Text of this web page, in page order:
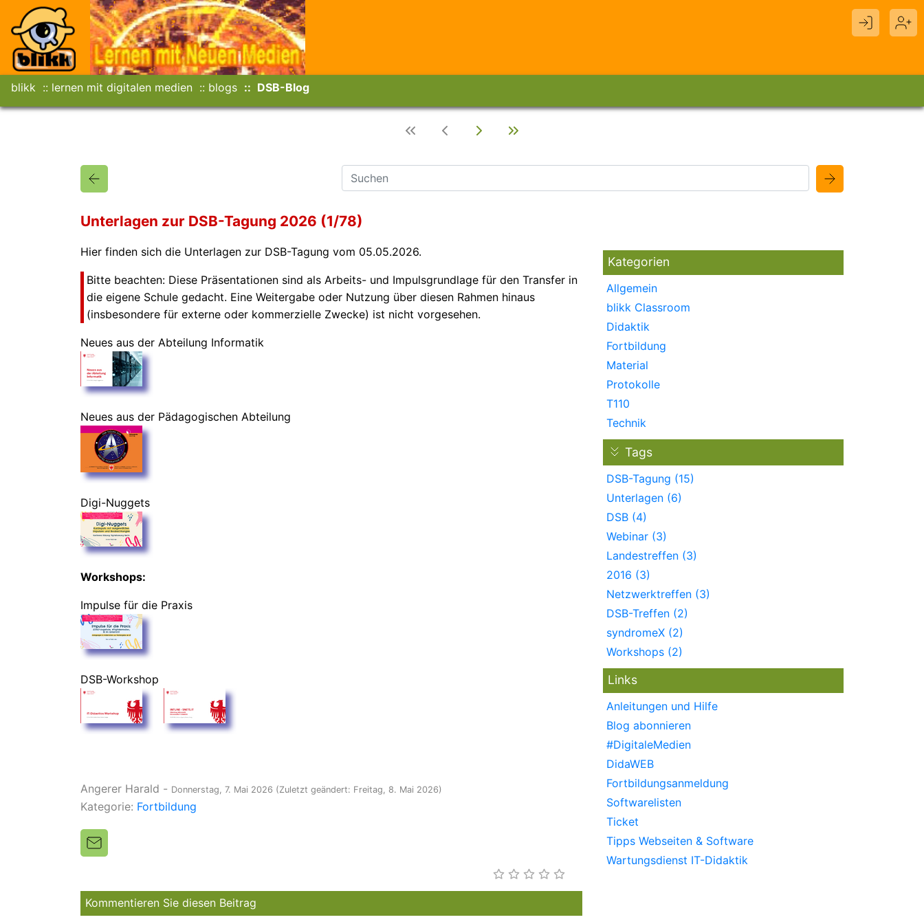
blikk lernen mit digitalen medien blogs DSB-Blog
Unterlagen zur DSB-Tagung 2026 (1/78)
Hier finden sich die Unterlagen zur DSB-Tagung vom 05.05.2026.
Bitte beachten: Diese Präsentationen sind als Arbeits- und Impulsgrundlage für den Transfer in
die eigene Schule gedacht. Eine Weitergabe oder Nutzung über diesen Rahmen hinaus
(insbesondere für externe oder kommerzielle Zwecke) ist nicht vorgesehen.
Neues aus der Abteilung Informatik
Neues aus der Pädagogischen Abteilung
Digi-Nuggets
Workshops:
Impulse für die Praxis
DSB-Workshop
Angerer Harald - Donnerstag, 7. Mai 2026 (Zuletzt geändert: Freitag, 8. Mai 2026)
Kategorie: Fortbildung
Kommentieren Sie diesen Beitrag
Kategorien
Allgemein
blikk Classroom
Didaktik
Fortbildung
Material
Protokolle
T110
Technik
Tags
DSB-Tagung (15)
Unterlagen (6)
DSB (4)
Webinar (3)
Landestreffen (3)
2016 (3)
Netzwerktreffen (3)
DSB-Treffen (2)
syndromeX (2)
Workshops (2)
Links
Anleitungen und Hilfe
Blog abonnieren
#DigitaleMedien
DidaWEB
Fortbildungsanmeldung
Softwarelisten
Ticket
Tipps Webseiten & Software
Wartungsdienst IT-Didaktik